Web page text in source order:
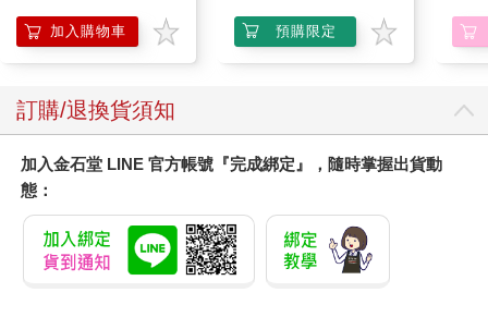
階合夥人的眼皮底下，用不起眼的支票簿盜取數百萬英鎊。還有
鑽石大亨尼拉夫．莫迪（Nirav Modi）用古老的支付工具並且夥
通往金錢的通道，因此總是多方的目標。
支付方式之所以重要，不只是因為能夠做什麼，還有當中包含的
資訊：支付當中的資料當然是那些想利用資料獲利者稱頌的標
的，同樣也讓相關機構在追蹤恐怖分子或軍火交易時讚不絕口；
同樣的，那些想要在經濟或地理政治取得優勢的國際人士，同樣
也高度讚譽這些資料；追查逃稅者的政府機構也是如此，更不用
說那些懷疑配偶出軌者想要攤牌時用來當作證據了。
Mario Galaxy Movie
Storybook
加入購物車 預購限定
訂購/退換貨須知
加入金石堂 LINE 官方帳號『完成綁定』，隨時掌握出貨動
態：